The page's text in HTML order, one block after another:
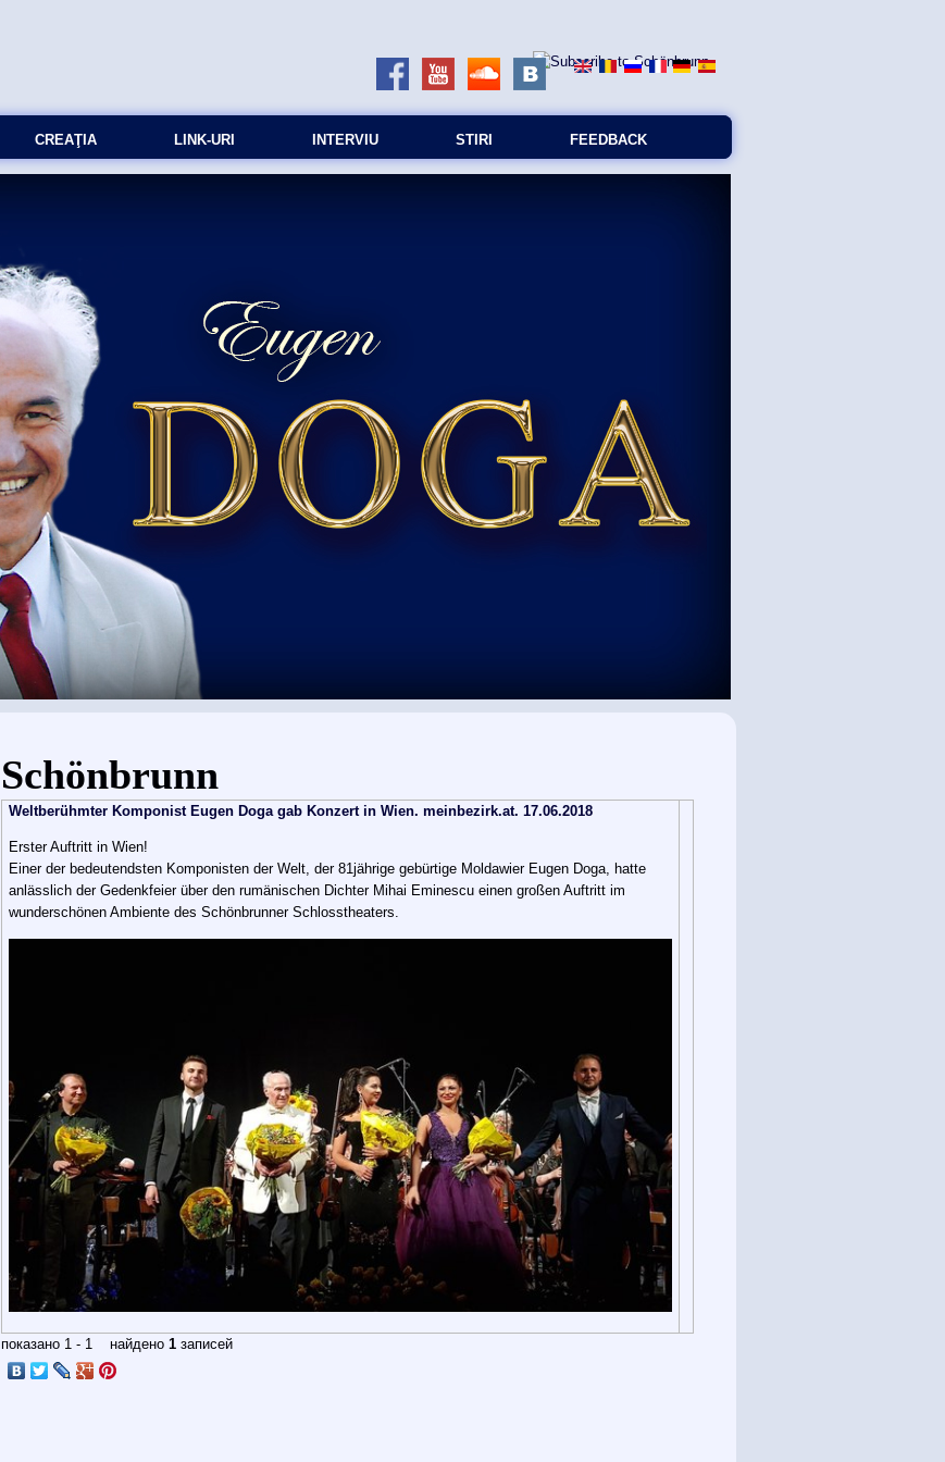
CREAŢIA LINK-URI INTERVIU STIRI FEEDBACK
Eşti aici
Schönbrunn
Weltberühmter Komponist Eugen Doga gab Konzert in Wien. meinbezirk.at. 17.06.2018
Erster Auftritt in Wien!
Einer der bedeutendsten Komponisten der Welt, der 81jährige gebürtige Moldawier Eugen Doga, hatte
anlässlich der Gedenkfeier über den rumänischen Dichter Mihai Eminescu einen großen Auftritt im
wunderschönen Ambiente des Schönbrunner Schlosstheaters.
показано 1 - 1 найдено1 записей